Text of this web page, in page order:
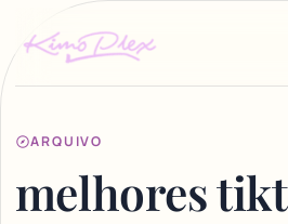
ARQUIVO
melhores